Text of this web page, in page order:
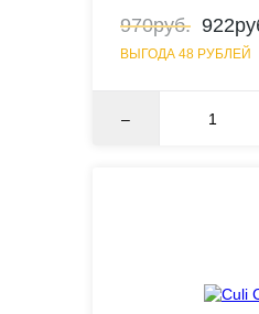
970руб.
ВЫГОДА 48 РУБЛЕЙ
–